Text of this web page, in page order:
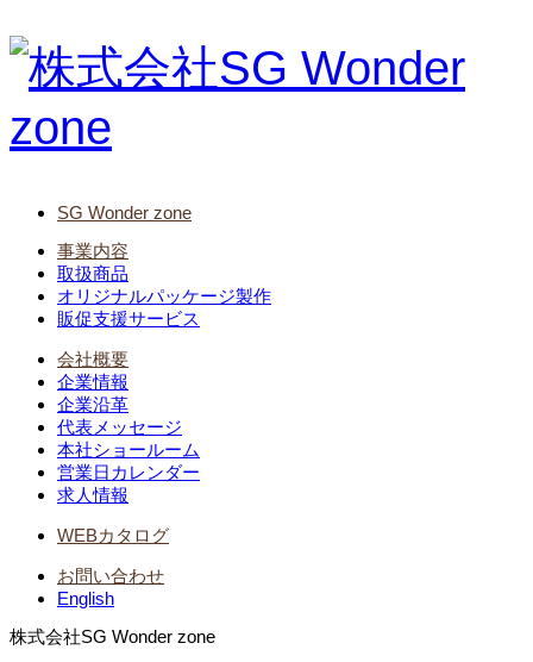
SG Wonder zone
事業内容
取扱商品
オリジナルパッケージ製作
販促支援サービス
会社概要
企業情報
企業沿革
代表メッセージ
本社ショールーム
営業日カレンダー
求人情報
WEBカタログ
お問い合わせ
English
株式会社SG Wonder zone